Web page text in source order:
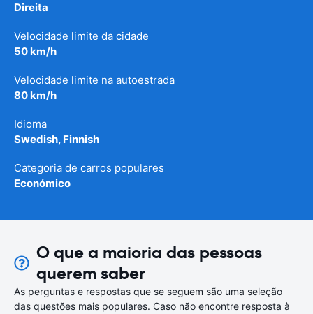
Direita
Velocidade limite da cidade
50 km/h
Velocidade limite na autoestrada
80 km/h
Idioma
Swedish, Finnish
Categoria de carros populares
Económico
O que a maioria das pessoas
querem saber
As perguntas e respostas que se seguem são uma seleção
das questões mais populares. Caso não encontre resposta à